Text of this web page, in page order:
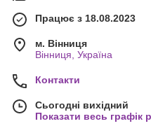
Працює з 18.08.2023
м. Вінниця
Вінниця, Україна
Контакти
Сьогодні вихідний
Показати весь графік